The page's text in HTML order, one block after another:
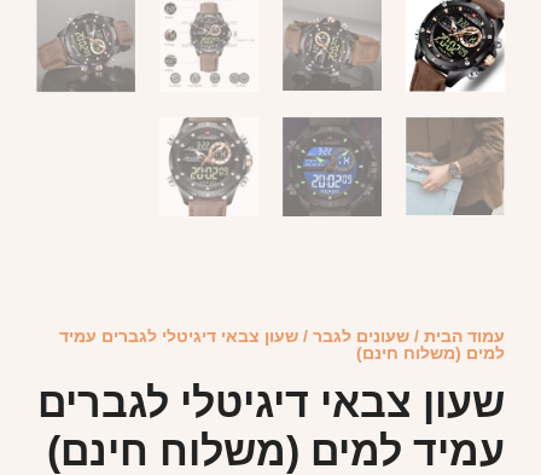
עמוד הבית / שעונים לגבר / שעון צבאי דיגיטלי לגברים עמיד
למים (משלוח חינם)
שעון צבאי דיגיטלי לגברים
עמיד למים (משלוח חינם)